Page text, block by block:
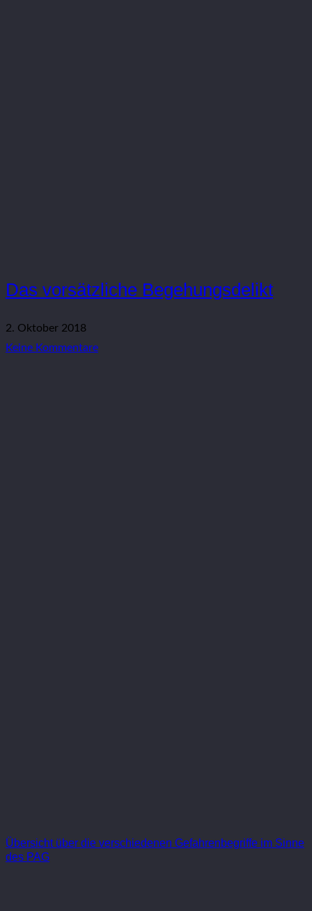
Das vorsätzliche Begehungsdelikt
2. Oktober 2018
Keine Kommentare
Übersicht über die verschiedenen Gefahrenbegriffe im Sinne
des PAG